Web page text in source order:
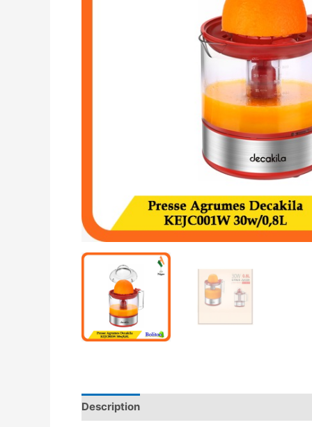
Description